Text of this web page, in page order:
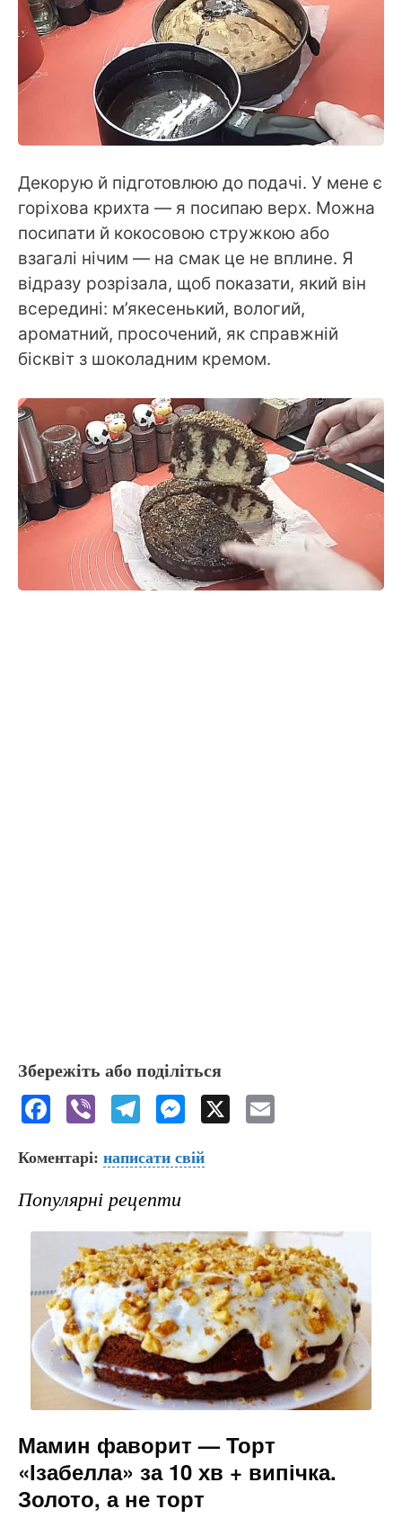
Декорую й підготовлюю до подачі. У мене є
горіхова крихта — я посипаю верх. Можна
посипати й кокосовою стружкою або
взагалі нічим — на смак це не вплине. Я
відразу розрізала, щоб показати, який він
всередині: м’якесенький, вологий,
ароматний, просочений, як справжній
бісквіт з шоколадним кремом.
Збережіть або поділіться
F
c
e
b
o
k
Vi
er
T
e
gr
a
m
M
s
e
n
g
er
X
Коментарі: написати свій
Популярні рецепти
Мамин фаворит — Торт
«Ізабелла» за 10 хв + випічка.
Золото, а не торт